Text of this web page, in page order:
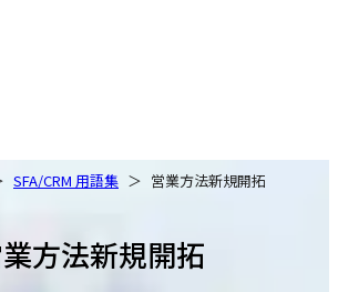
SFA/CRM 用語集 営業方法新規開拓
方法新規開拓